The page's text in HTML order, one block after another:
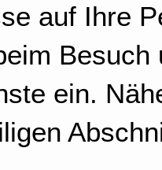
auf Ihre
ein.